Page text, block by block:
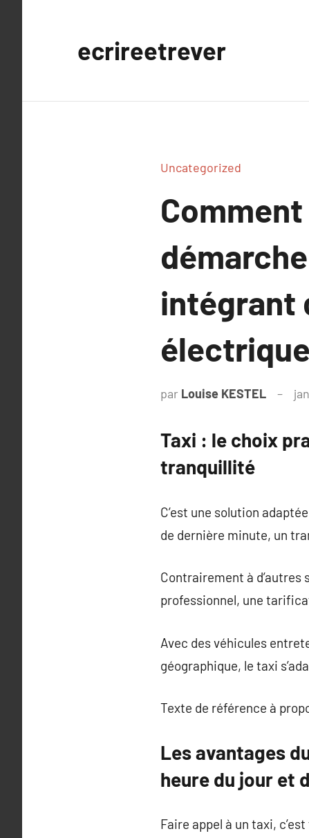
ecrireetrever
Uncategorized
intégrant
par Louise KESTEL
Taxi : le choix
tranquillité
C’est une solution
de dernière minute, un
Contrairement à
professionnel, une
Avec des véhicules
géographique, le taxi
Texte de référence à
Les avantages
heure du jour et
Faire appel à un taxi,